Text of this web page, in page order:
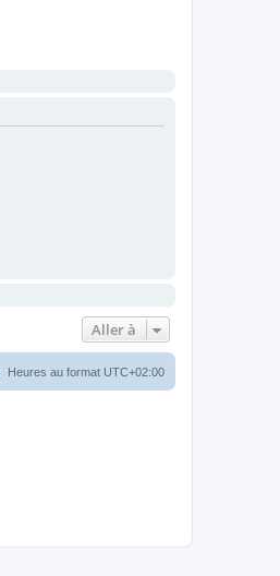
Aller à
Heures au format UTC+02:00